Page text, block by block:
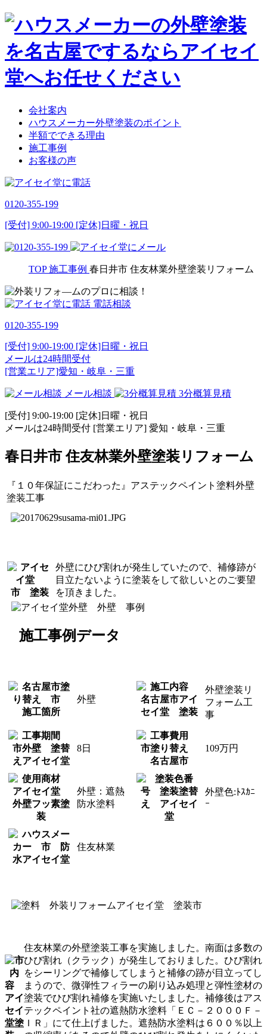
会社案内
ハウスメーカー外壁塗装のポイント
半額でできる理由
施工事例
お客様の声
0120-355-199
[受付] 9:00-19:00 [定休]日曜・祝日
TOP 施工事例 春日井市 住友林業外壁塗装リフォーム
電話相談
0120-355-199
[受付] 9:00-19:00 [定休]日曜・祝日
メールは24時間受付
[営業エリア]愛知・岐阜・三重
メール相談 3分概算見積
[受付] 9:00-19:00 [定休]日曜・祝日
メールは24時間受付 [営業エリア] 愛知・岐阜・三重
春日井市 住友林業外壁塗装リフォーム
『１０年保証にこだわった』アステックペイント塗料外壁
塗装工事
外壁にひび割れが発生していたので、補修跡が
目立たないように塗装をして欲しいとのご要望
を頂きました。
施工事例データ
外壁
外壁塗装リ
フォーム工
事
8日 109万円
外壁：遮熱
防水塗料
外壁色:ﾄｽｶﾆ
ｰ
住友林業
住友林業の外壁塗装工事を実施しました。南面は多数の
ひび割れ（クラック）が発生しておりました。ひび割れ
をシーリングで補修してしまうと補修の跡が目立ってし
まうので、微弾性フィラーの刷り込み処理と弾性塗材の
塗装でひび割れ補修を実施いたしました。補修後はアス
テックペイント社の遮熱防水塗料「ＥＣ－２０００Ｆ－
ＩＲ」にて仕上げました。遮熱防水塗料は６００％以上